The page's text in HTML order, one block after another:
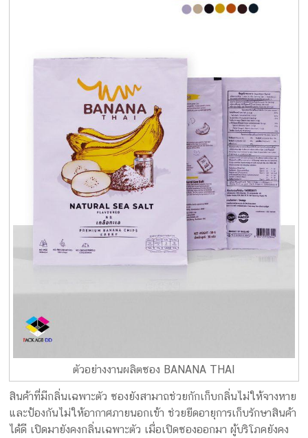
ตัวอย่างงานผลิตซอง BANANA THAI
สินค้าที่มีกลิ่นเฉพาะตัว ซองยังสามาถช่วยกักเก็บกลิ่นไม่ให้จางหาย
และป้องกันไม่ให้อากาศภายนอกเข้า ช่วยยืดอายุการเก็บรักษาสินค้า
ได้ดี เปิดมายังคงกลิ่นเฉพาะตัว เมื่อเปิดซองออกมา ผู้บริโภคยังคง